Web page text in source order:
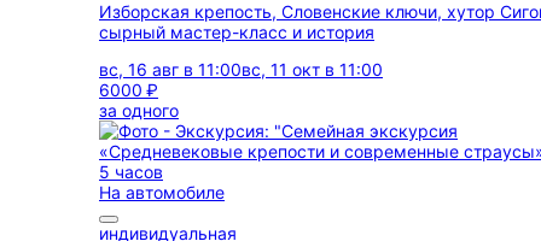
Изборская крепость, Словенские ключи, хутор
сырный мастер-класс и история
вс, 16 авг в 11:00вс, 11 окт в 11:00
6000 ₽
за одного
5 часов
На автомобиле
индивидуальная